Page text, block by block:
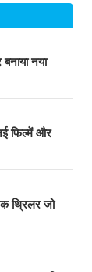
नया
फिल्में और
थ्रिलर जो